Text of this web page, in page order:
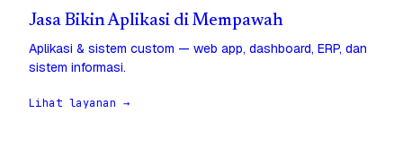
Jasa Bikin Aplikasi di Mempawah
Aplikasi & sistem custom — web app, dashboard, ERP, dan
sistem informasi.
Lihat layanan →